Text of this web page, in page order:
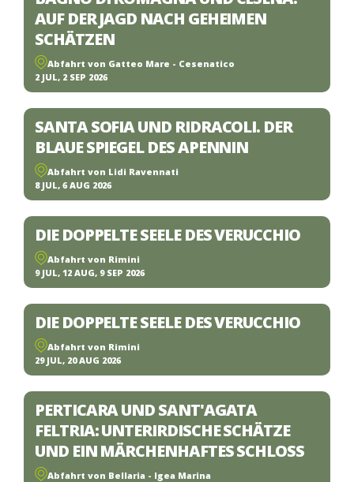
AUF DER JAGD NACH GEHEIMEN
SCHÄTZEN
Abfahrt von Gatteo Mare - Cesenatico
2 JUL, 2 SEP 2026
SANTA SOFIA UND RIDRACOLI. DER
BLAUE SPIEGEL DES APENNIN
Abfahrt von Lidi Ravennati
8 JUL, 6 AUG 2026
DIE DOPPELTE SEELE DES VERUCCHIO
Abfahrt von Rimini
9 JUL, 12 AUG, 9 SEP 2026
DIE DOPPELTE SEELE DES VERUCCHIO
Abfahrt von Rimini
29 JUL, 20 AUG 2026
PERTICARA UND SANT'AGATA
FELTRIA: UNTERIRDISCHE SCHÄTZE
UND EIN MÄRCHENHAFTES SCHLOSS
Abfahrt von Bellaria - Igea Marina